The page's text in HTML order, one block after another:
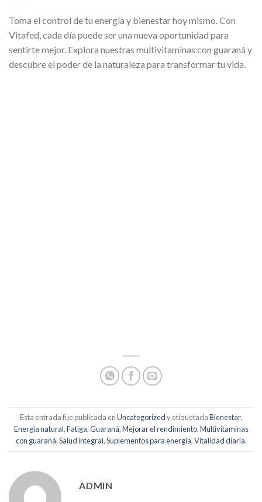
Toma el control de tu energía y bienestar hoy mismo. Con
Vitafed, cada día puede ser una nueva oportunidad para
sentirte mejor. Explora nuestras multivitaminas con guaraná y
descubre el poder de la naturaleza para transformar tu vida.
Esta entrada fue publicada enUncategorizedy etiquetadaBienestar,
Energía natural,Fatiga,Guaraná,Mejorar el rendimiento,Multivitaminas
con guaraná,Salud integral,Suplementos para energía,Vitalidad diaria.
ADMIN